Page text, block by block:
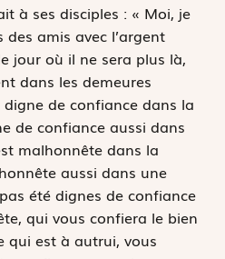
à ses disciples : « Moi, je
des amis avec l’argent
jour où il ne sera plus là,
dans les demeures
de confiance dans la
de confiance aussi dans
malhonnête dans la
aussi dans une
été dignes de confiance
qui vous confiera le bien
qui est à autrui, vous